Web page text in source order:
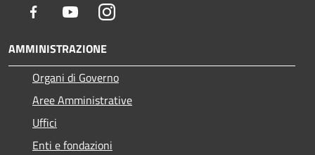
Facebook YoutubeInstagram
AMMINISTRAZIONE
Organi di Governo
Aree Amministrative
Uffici
Enti e fondazioni